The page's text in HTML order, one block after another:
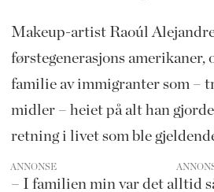
Makeup-artist Raoúl
førstegenerasjons amerikaner,
familie av immigranter som –
midler – heiet på alt han
retning i livet som ble
ANNONSE
– I familien min var det alltid